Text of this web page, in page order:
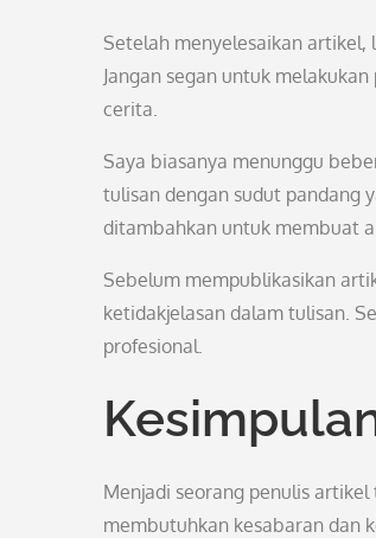
Setelah menyelesaikan
Jangan segan untuk
cerita.
Saya biasanya menunggu
tulisan dengan sudut pandang
ditambahkan untuk membuat
Sebelum mempublikasikan
ketidakjelasan dalam tulisan.
profesional.
Menjadi seorang penulis
membutuhkan kesabaran dan